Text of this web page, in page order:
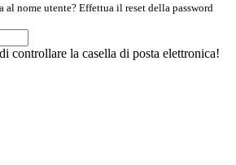
al nome utente? Effettua il reset della password
controllare la casella di posta elettronica!